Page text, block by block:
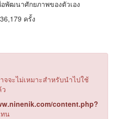
พัฒนาศักยภาพของตัวเอง
ครั้ง
จจะไม่เหมาะสำหรับนำไปใช้
content.php?
น